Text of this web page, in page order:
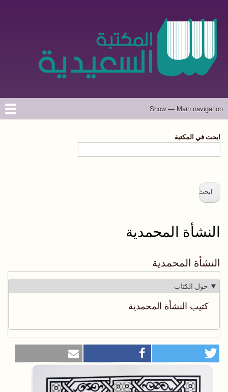
الرئيسي
Main
Show — Main navigation
الرئيسية
المؤلفون
تواصل معنا
حول الموقع
ابحث في المكتبة
النشأة المحمدية
النشأة المحمدية
حول الكتاب
كتيب النشأة المحمدية